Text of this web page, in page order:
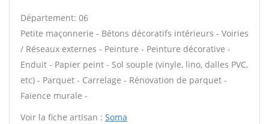
Département: 06
Petite maçonnerie - Bétons décoratifs intérieurs - Voiries
/ Réseaux externes - Peinture - Peinture décorative -
Enduit - Papier peint - Sol souple (vinyle, lino, dalles PVC,
etc) - Parquet - Carrelage - Rénovation de parquet -
Faïence murale -
Voir la fiche artisan : Soma